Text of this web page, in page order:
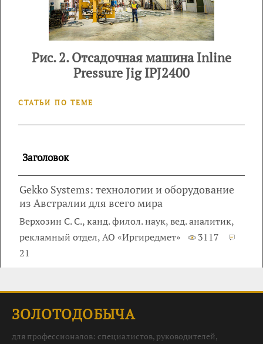
Рис. 2. Отсадочная машина Inline
Pressure Jig IPJ2400
СТАТЬИ ПО ТЕМЕ
Заголовок
Gekko Systems: технологии и оборудование
из Австралии для всего мира
Верхозин С. С., канд. филол. наук, вед. аналитик,
рекламный отдел, АО «Иргиредмет»
3117
21
ЗОЛОТОДОБЫЧА
для профессионалов: специалистов, руководителей,